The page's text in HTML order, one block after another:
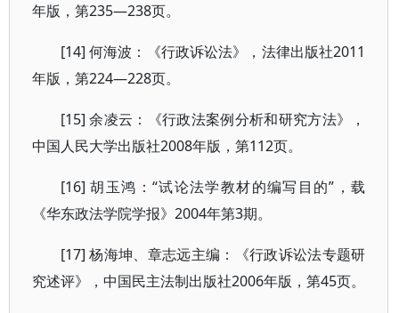
年版，第235—238页。
[14] 何海波：《行政诉讼法》，法律出版社2011
年版，第224—228页。
[15] 余凌云：《行政法案例分析和研究方法》，
中国人民大学出版社2008年版，第112页。
[16] 胡玉鸿：“试论法学教材的编写目的”，载
《华东政法学院学报》2004年第3期。
[17] 杨海坤、章志远主编：《行政诉讼法专题研
究述评》，中国民主法制出版社2006年版，第45页。